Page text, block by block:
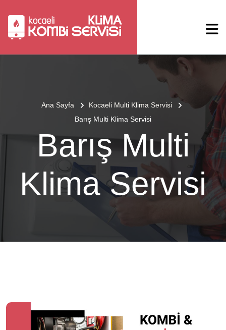
Ana Sayfa
Kocaeli Multi Klima Servisi
Barış Multi Klima Servisi
Barış Multi
Klima Servisi